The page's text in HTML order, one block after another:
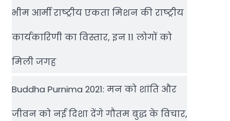
भीम आर्मी राष्‍ट्रीय एकता मिशन की राष्‍ट्रीय
कार्यकारिणी का विस्तार, इन 11 लोगों को
मिली जगह
Buddha Purnima 2021: मन को शांति और
जीवन को नई दिशा देंगे गौतम बुद्ध के विचार,